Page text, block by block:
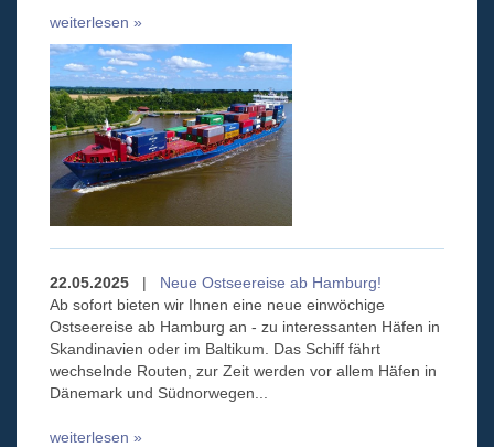
weiterlesen »
22.05.2025 | Neue Ostseereise ab Hamburg!
Ab sofort bieten wir Ihnen eine neue einwöchige
Ostseereise ab Hamburg an - zu interessanten Häfen in
Skandinavien oder im Baltikum. Das Schiff fährt
wechselnde Routen, zur Zeit werden vor allem Häfen in
Dänemark und Südnorwegen...
weiterlesen »